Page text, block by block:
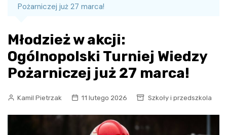
Pożarniczej już 27 marca!
Młodzież w akcji:
Ogólnopolski Turniej Wiedzy
Pożarniczej już 27 marca!
Kamil Pietrzak 11 lutego 2026 Szkoły i przedszkola